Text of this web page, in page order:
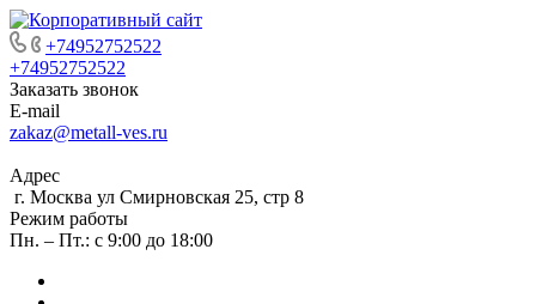
+74952752522
+74952752522
Заказать звонок
E-mail
zakaz@metall-ves.ru
Адрес
г. Москва ул Смирновская 25, стр 8
Режим работы
Пн. – Пт.: с 9:00 до 18:00